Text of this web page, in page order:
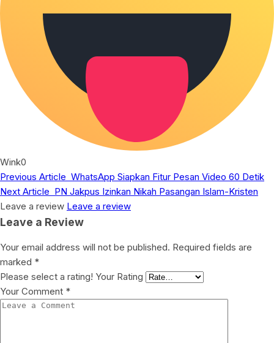
Wink0
Previous Article WhatsApp Siapkan Fitur Pesan Video 60 Detik
Next Article PN Jakpus Izinkan Nikah Pasangan Islam-Kristen
Leave a review Leave a review
Leave a Review
Your email address will not be published. Required fields are
marked *
Please select a rating! Your Rating
Your Comment *